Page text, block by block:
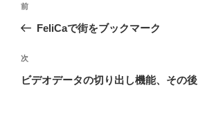
ビ
ゲ
前
の
稿
前
FeliCaで街をブックマーク
次
の
次
ビデオデータの切り出し機能、その後